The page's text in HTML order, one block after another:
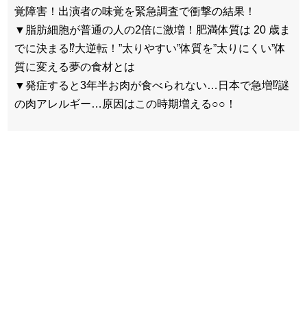
覚障害！出演者の味覚を緊急調査で衝撃の結果！
▼脂肪細胞が普通の人の2倍に激増！肥満体質は 20 歳ま
でに決まる⁉大逆転！”太りやすい”体質を”太りにくい”体
質に変える夢の食材とは
▼発症すると3年半お肉が食べられない…日本で急増⁉謎
の肉アレルギー…原因はこの時期増える○○！